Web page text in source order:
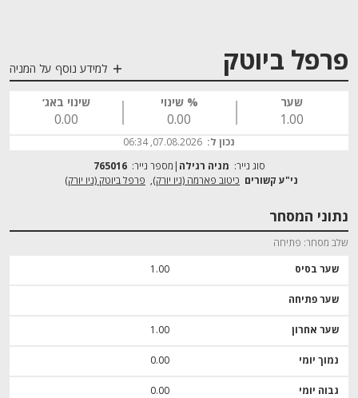
פרפל ביוטק למידע נוסף על המניה
שער
1.00
% שינוי
0.00
שינוי באג׳
0.00
נכון ל: 07.08.2026, 06:34
סוג נייר: מניה רגילה מספר נייר: 765016
כיטוב פארמה (ניו יורק)
פרפל ביוטק (ניו יורק)
נתוני המסחר
שלב מסחר פתיחה
שער בסיס 1.00
שער פתיחה
שער אחרון 1.00
נמוך יומי 0.00
גבוה יומי 0.00